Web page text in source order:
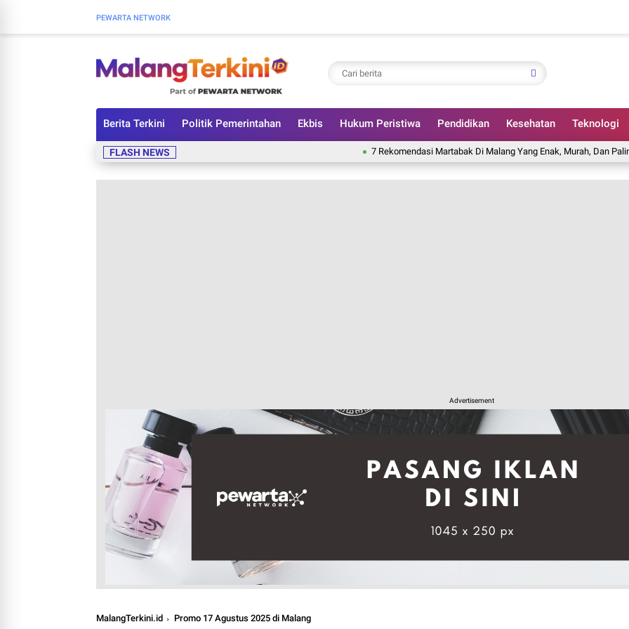
PEWARTA NETWORK
Berita Terkini Politik Pemerintahan Ekbis Hukum Peristiwa Pendidikan Kesehatan Teknologi
FLASH NEWS 7 Rekomendasi Martabak Di Malang Yang Enak, Murah, Dan Paling Favorit
Advertisement
MalangTerkini.id Promo 17 Agustus 2025 di Malang